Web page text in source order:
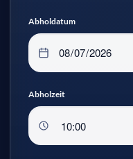
Abholdatum
Abholzeit